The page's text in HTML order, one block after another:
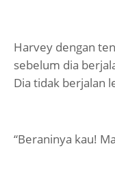
Harvey dengan
sebelum dia
Dia tidak berjalan
“Beraninya kau!